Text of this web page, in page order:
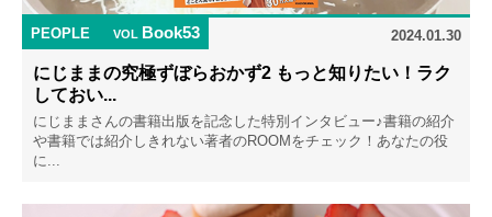
PEOPLE VOL Book53 2024.01.30
にじままの究極ずぼらおかず2 もっと知りたい！ラク
しておい...
にじままさんの書籍出版を記念した特別インタビュー♪書籍の紹介
や書籍では紹介しきれない著者のROOMをチェック！あなたの役
に...